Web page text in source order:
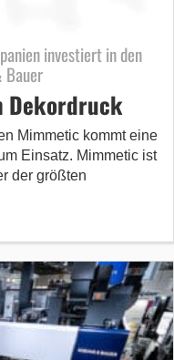
investiert in den
Bauer
Dekordruck
Mimmetic kommt eine
Einsatz. Mimmetic ist
der größten